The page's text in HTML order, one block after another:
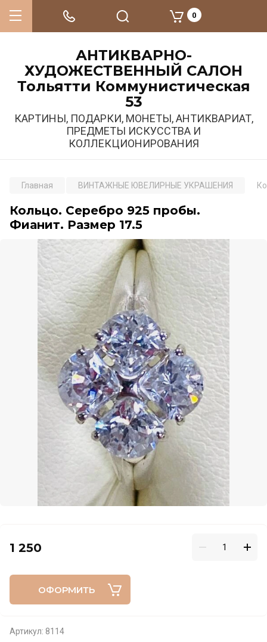
АНТИКВАРНО-
ХУДОЖЕСТВЕННЫЙ САЛОН
Тольятти Коммунистическая
53
КАРТИНЫ, ПОДАРКИ, МОНЕТЫ, АНТИКВАРИАТ,
ПРЕДМЕТЫ ИСКУССТВА И
КОЛЛЕКЦИОНИРОВАНИЯ
0
Главная ВИНТАЖНЫЕ ЮВЕЛИРНЫЕ УКРАШЕНИЯ
Кольцо. Серебро 925 пробы.
Фианит. Размер 17.5
1 250
ОФОРМИТЬ
Артикул: 8114